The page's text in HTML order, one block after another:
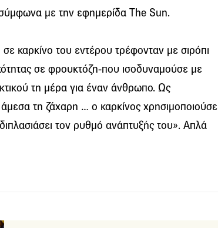
με την εφημερίδα The Sun.
καρκίνο του εντέρου τρέφονταν με σιρόπι
σε φρουκτόζη-που ισοδυναμούσε με
τη μέρα για έναν άνθρωπο. Ως
τη ζάχαρη … ο καρκίνος χρησιμοποιούσε
τον ρυθμό ανάπτυξής του». Απλά